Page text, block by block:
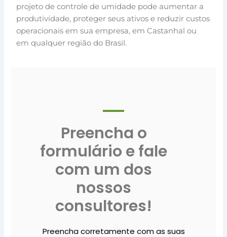
projeto de controle de umidade pode aumentar a
produtividade, proteger seus ativos e reduzir custos
operacionais em sua empresa, em Castanhal ou
em qualquer região do Brasil.
Preencha o
formulário e fale
com um dos
nossos
consultores!
Preencha corretamente com as suas